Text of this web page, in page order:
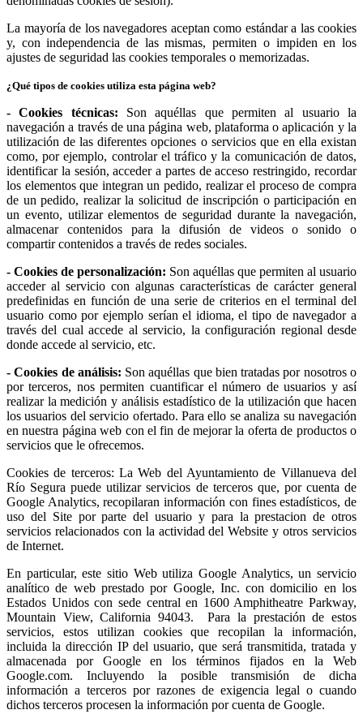
La mayoría de los navegadores aceptan como estándar a las cookies
y, con independencia de las mismas, permiten o impiden en los
ajustes de seguridad las cookies temporales o memorizadas.
¿Qué tipos de cookies utiliza esta página web?
- Cookies técnicas: Son aquéllas que permiten al usuario la
navegación a través de una página web, plataforma o aplicación y la
utilización de las diferentes opciones o servicios que en ella existan
como, por ejemplo, controlar el tráfico y la comunicación de datos,
identificar la sesión, acceder a partes de acceso restringido, recordar
los elementos que integran un pedido, realizar el proceso de compra
de un pedido, realizar la solicitud de inscripción o participación en
un evento, utilizar elementos de seguridad durante la navegación,
almacenar contenidos para la difusión de videos o sonido o
compartir contenidos a través de redes sociales.
- Cookies de personalización: Son aquéllas que permiten al usuario
acceder al servicio con algunas características de carácter general
predefinidas en función de una serie de criterios en el terminal del
usuario como por ejemplo serían el idioma, el tipo de navegador a
través del cual accede al servicio, la configuración regional desde
donde accede al servicio, etc.
- Cookies de análisis: Son aquéllas que bien tratadas por nosotros o
por terceros, nos permiten cuantificar el número de usuarios y así
realizar la medición y análisis estadístico de la utilización que hacen
los usuarios del servicio ofertado. Para ello se analiza su navegación
en nuestra página web con el fin de mejorar la oferta de productos o
servicios que le ofrecemos.
Cookies de terceros: La Web del Ayuntamiento de Villanueva del
Río Segura puede utilizar servicios de terceros que, por cuenta de
Google Analytics, recopilaran información con fines estadísticos, de
uso del Site por parte del usuario y para la prestacion de otros
servicios relacionados con la actividad del Website y otros servicios
de Internet.
En particular, este sitio Web utiliza Google Analytics, un servicio
analítico de web prestado por Google, Inc. con domicilio en los
Estados Unidos con sede central en 1600 Amphitheatre Parkway,
Mountain View, California 94043. Para la prestación de estos
servicios, estos utilizan cookies que recopilan la información,
incluida la dirección IP del usuario, que será transmitida, tratada y
almacenada por Google en los términos fijados en la Web
Google.com. Incluyendo la posible transmisión de dicha
información a terceros por razones de exigencia legal o cuando
dichos terceros procesen la información por cuenta de Google.